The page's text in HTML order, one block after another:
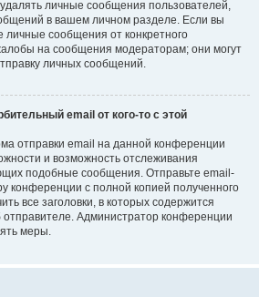
личные сообщения пользователей,
в вашем личном разделе. Если вы
личные сообщения от конкретного
на сообщения модераторам; они могут
личных сообщений.
email от кого-то с этой
отправки email на данной конференции
и возможность отслеживания
подобные сообщения. Отправьте email-
конференции с полной копией полученного
все заголовки, в которых содержится
Администратор конференции
меры.